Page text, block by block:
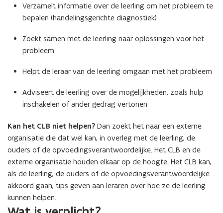
Verzamelt informatie over de leerling om het probleem te
bepalen (handelingsgerichte diagnostiek)
Zoekt samen met de leerling naar oplossingen voor het
probleem
Helpt de leraar van de leerling omgaan met het probleem
Adviseert de leerling over de mogelijkheden, zoals hulp
inschakelen of ander gedrag vertonen
Kan het CLB niet helpen? Dan zoekt het naar een externe
organisatie die dat wel kan, in overleg met de leerling, de
ouders of de opvoedingsverantwoordelijke. Het CLB en de
externe organisatie houden elkaar op de hoogte. Het CLB kan,
als de leerling, de ouders of de opvoedingsverantwoordelijke
akkoord gaan, tips geven aan leraren over hoe ze de leerling
kunnen helpen.